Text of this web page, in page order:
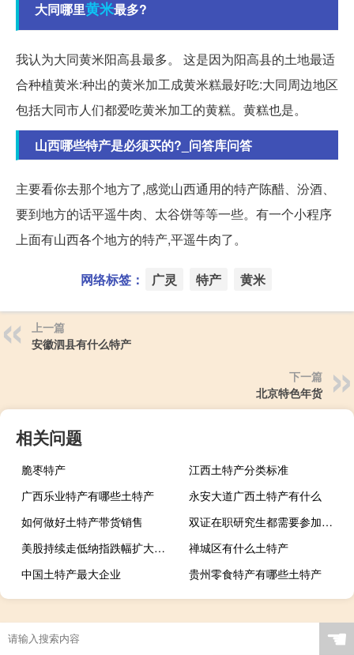
大同哪里黄米最多?
我认为大同黄米阳高县最多。 这是因为阳高县的土地最适
合种植黄米:种出的黄米加工成黄米糕最好吃:大同周边地区
包括大同市人们都爱吃黄米加工的黄糕。黄糕也是。
山西哪些特产是必须买的?_问答库问答
主要看你去那个地方了,感觉山西通用的特产陈醋、汾酒、
要到地方的话平遥牛肉、太谷饼等等一些。有一个小程序
上面有山西各个地方的特产,平遥牛肉了。
网络标签： 广灵 特产 黄米
上一篇
安徽泗县有什么特产
下一篇
北京特色年货
相关问题
脆枣特产
江西土特产分类标准
广西乐业特产有哪些土特产
永安大道广西土特产有什么
如何做好土特产带货销售
双证在职研究生都需要参加哪些考试
美股持续走低纳指跌幅扩大至2%道指现跌0.09%标普500指数跌1.1%
禅城区有什么土特产
中国土特产最大企业
贵州零食特产有哪些土特产
☚